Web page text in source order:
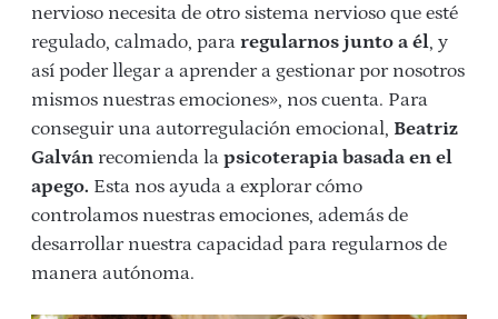
nervioso necesita de otro sistema nervioso que esté
regulado, calmado, para regularnos junto a él, y
así poder llegar a aprender a gestionar por nosotros
mismos nuestras emociones», nos cuenta. Para
conseguir una autorregulación emocional, Beatriz
Galván recomienda la psicoterapia basada en el
apego. Esta nos ayuda a explorar cómo
controlamos nuestras emociones, además de
desarrollar nuestra capacidad para regularnos de
manera autónoma.